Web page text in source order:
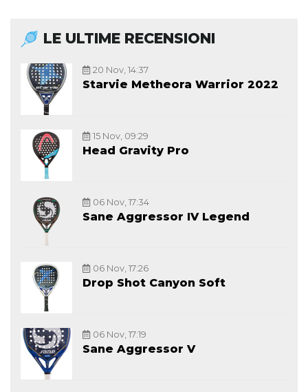
LE ULTIME RECENSIONI
20 Nov, 14:37
Starvie Metheora Warrior 2022
15 Nov, 09:29
Head Gravity Pro
06 Nov, 17:34
Sane Aggressor IV Legend
06 Nov, 17:26
Drop Shot Canyon Soft
06 Nov, 17:19
Sane Aggressor V